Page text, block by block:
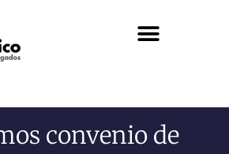
convenio de